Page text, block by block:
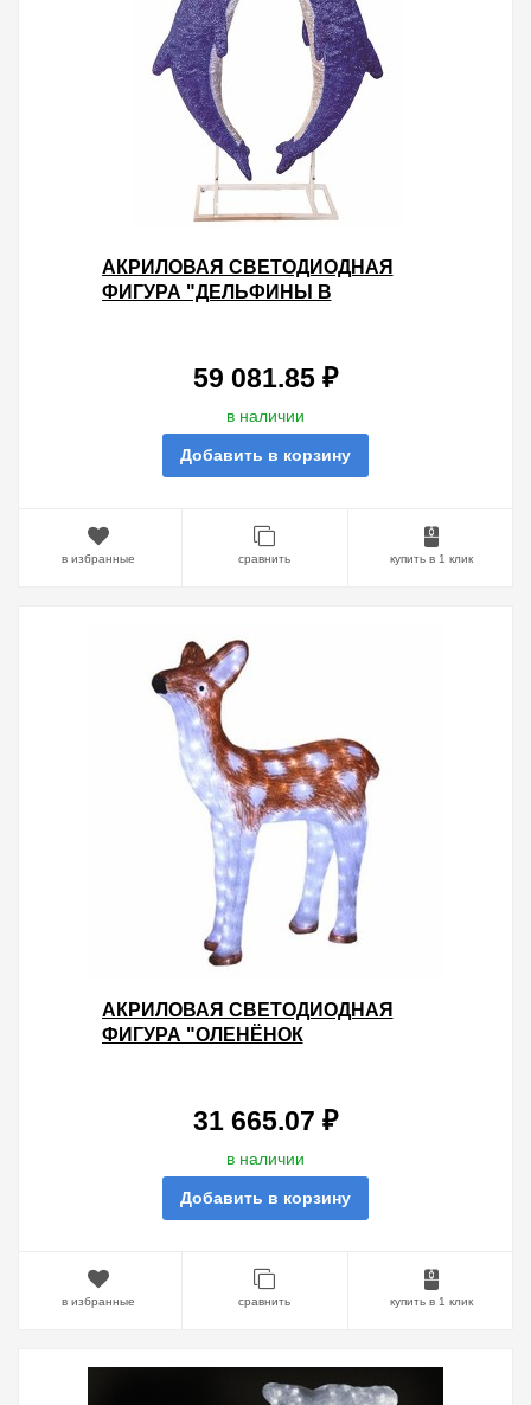
АКРИЛОВАЯ СВЕТОДИОДНАЯ
ФИГУРА "ДЕЛЬФИНЫ В
59 081.85 ₽
в наличии
Добавить в корзину
в избранные сравнить купить в 1 клик
АКРИЛОВАЯ СВЕТОДИОДНАЯ
ФИГУРА "ОЛЕНЁНОК
31 665.07 ₽
в наличии
Добавить в корзину
в избранные сравнить купить в 1 клик